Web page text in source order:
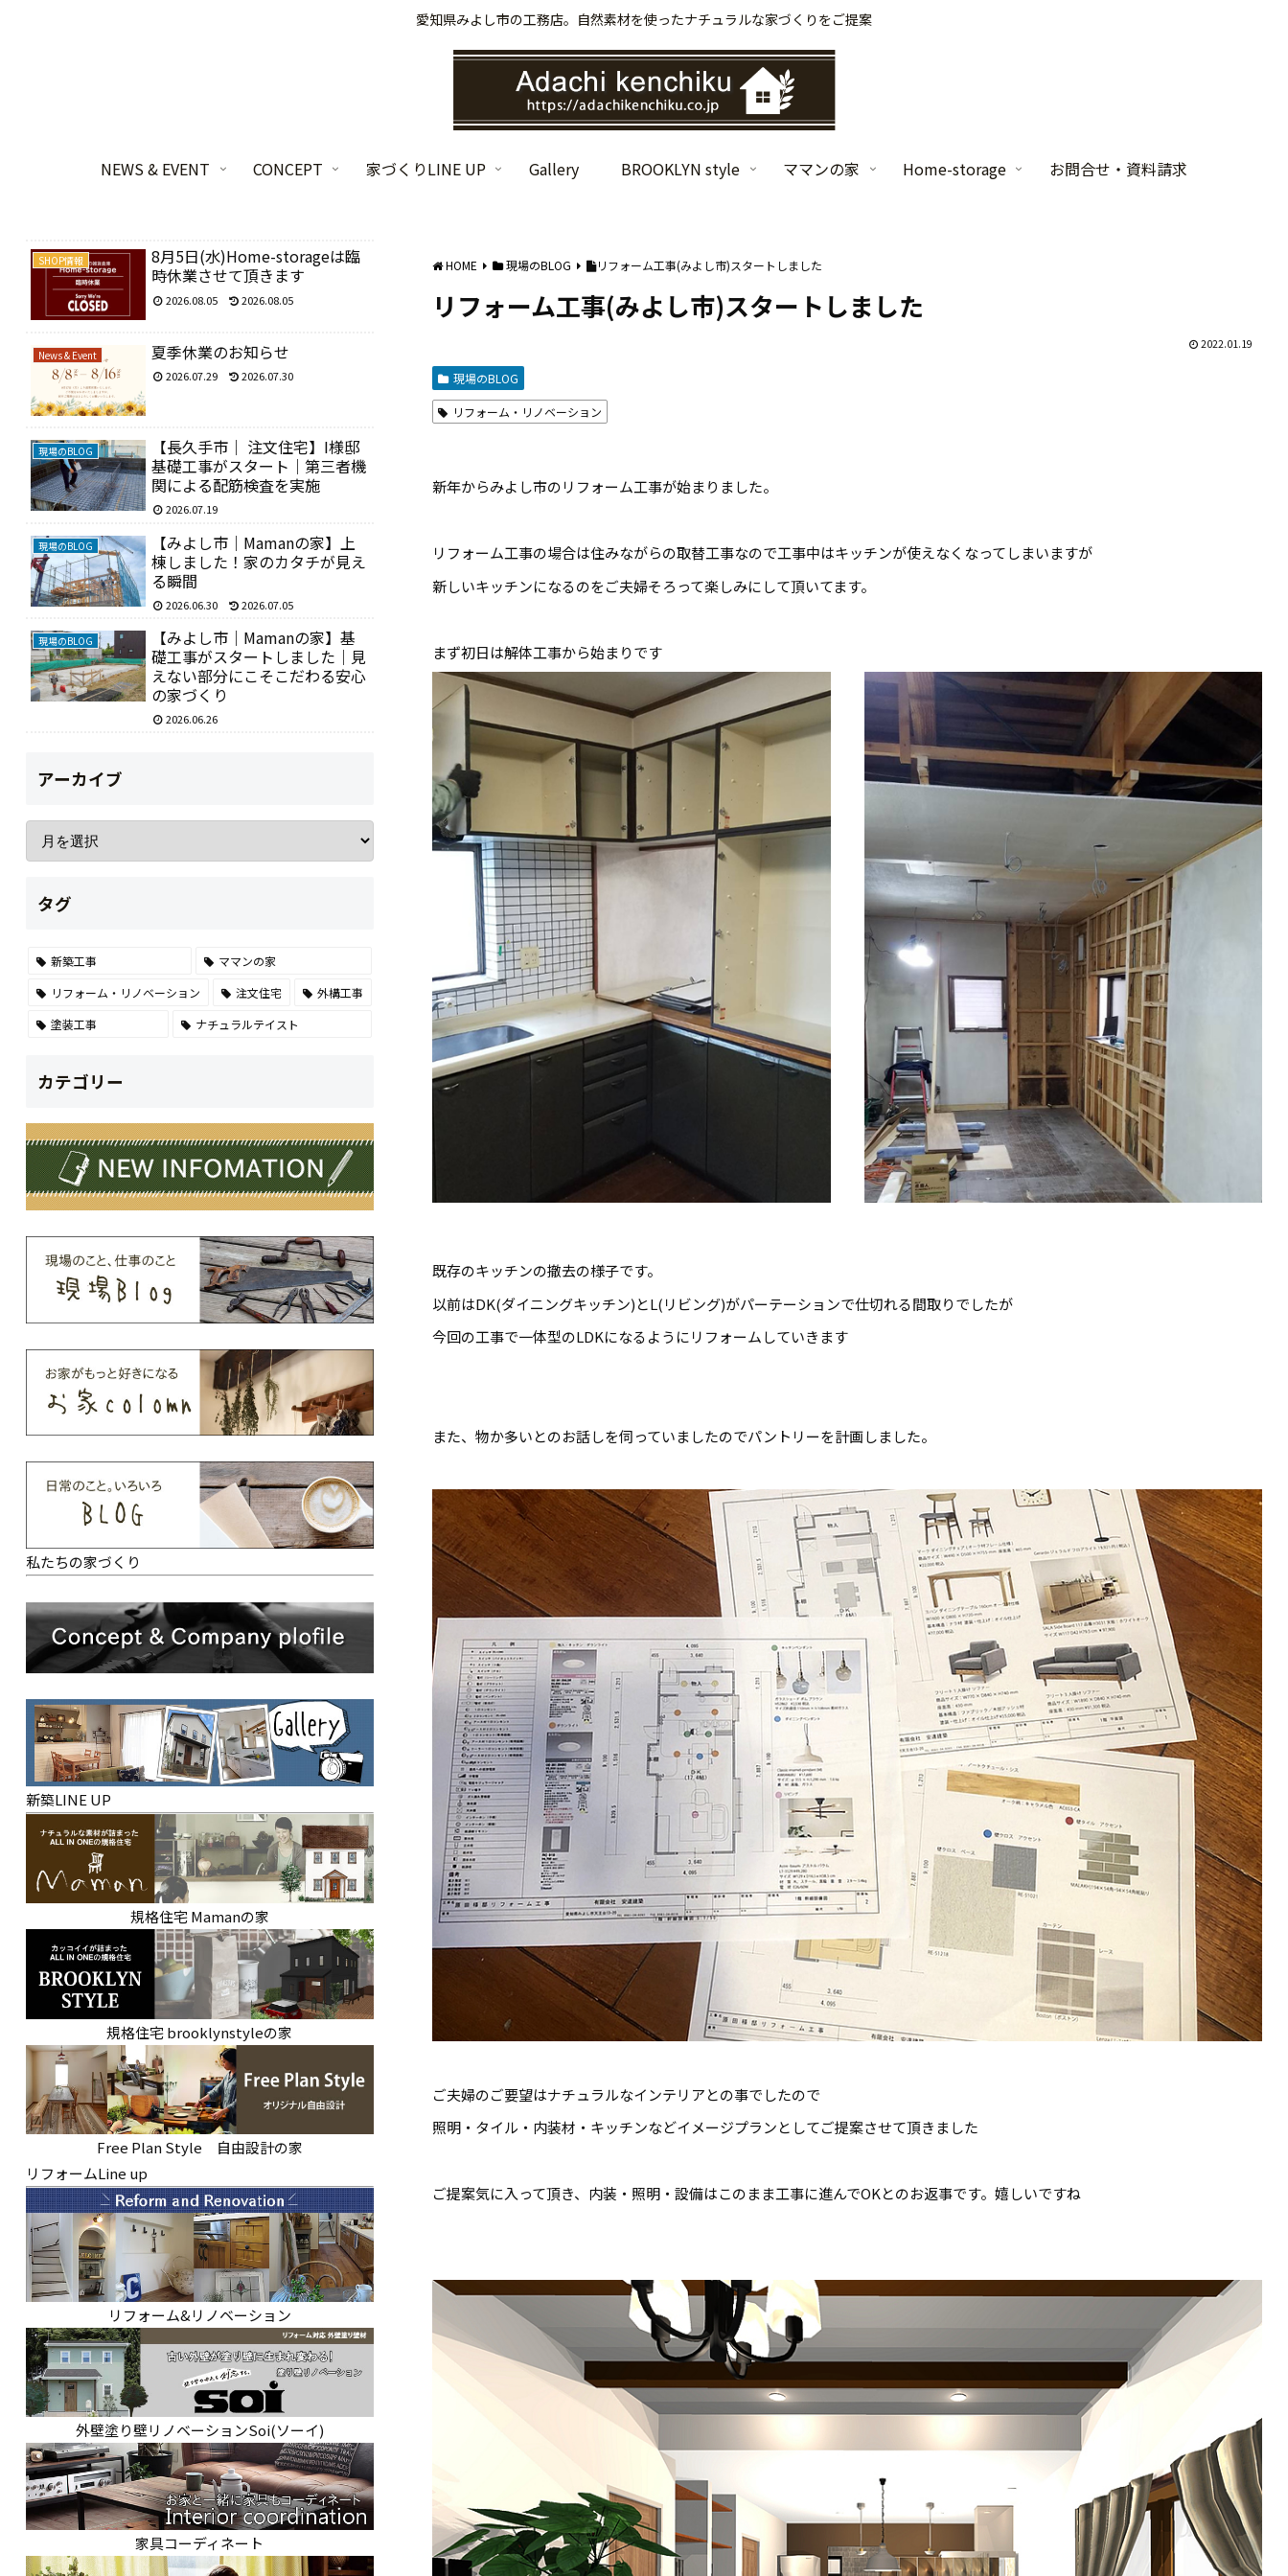
愛知県みよし市の工務店。自然素材を使ったナチュラルな家づくりをご提案
NEWS & EVENT CONCEPT 家づくりLINE UP Gallery BROOKLYN style ママンの家 Home-storage お問合せ・資料請求
HOME 現場のBLOG リフォーム工事(みよし市)スタートしました
リフォーム工事(みよし市)スタートしました
2022.01.19
現場のBLOG
リフォーム・リノベーション
新年からみよし市のリフォーム工事が始まりました。
リフォーム工事の場合は住みながらの取替工事なので工事中はキッチンが使えなくなってしまいますが
新しいキッチンになるのをご夫婦そろって楽しみにして頂いてます。
まず初日は解体工事から始まりです
既存のキッチンの撤去の様子です。
以前はDK(ダイニングキッチン)とL(リビング)がパーテーションで仕切れる間取りでしたが
今回の工事で一体型のLDKになるようにリフォームしていきます
また、物か多いとのお話しを伺っていましたのでパントリーを計画しました。
ご夫婦のご要望はナチュラルなインテリアとの事でしたので
照明・タイル・内装材・キッチンなどイメージプランとしてご提案させて頂きました
ご提案気に入って頂き、内装・照明・設備はこのまま工事に進んでOKとのお返事です。嬉しいですね
SHOP情報
8月5日(水)Home-storageは臨
時休業させて頂きます
2026.08.05 2026.08.05
News & Event 夏季休業のお知らせ
2026.07.29 2026.07.30
現場のBLOG
【長久手市｜ 注文住宅】I様邸
基礎工事がスタート｜第三者機
関による配筋検査を実施
2026.07.19
現場のBLOG
【みよし市｜Mamanの家】上
棟しました！家のカタチが見え
る瞬間
2026.06.30 2026.07.05
現場のBLOG
【みよし市｜Mamanの家】基
礎工事がスタートしました｜見
えない部分にこそこだわる安心
の家づくり
2026.06.26
アーカイブ
タグ
新築工事
ママンの家
リフォーム・リノベーション
注文住宅
外構工事
塗装工事
ナチュラルテイスト
カテゴリー
私たちの家づくり
新築LINE UP
規格住宅 Mamanの家
規格住宅 brooklynstyleの家
Free Plan Style 自由設計の家
リフォームLine up
リフォーム&リノベーション
外壁塗り壁リノベーションSoi(ソーイ)
家具コーディネート